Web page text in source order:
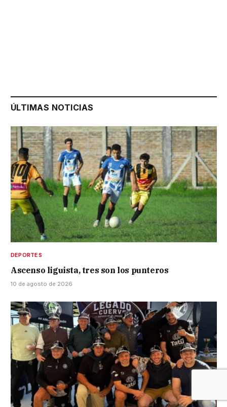
ÚLTIMAS NOTICIAS
DEPORTES
Ascenso liguista, tres son los punteros
10 de agosto de 2026